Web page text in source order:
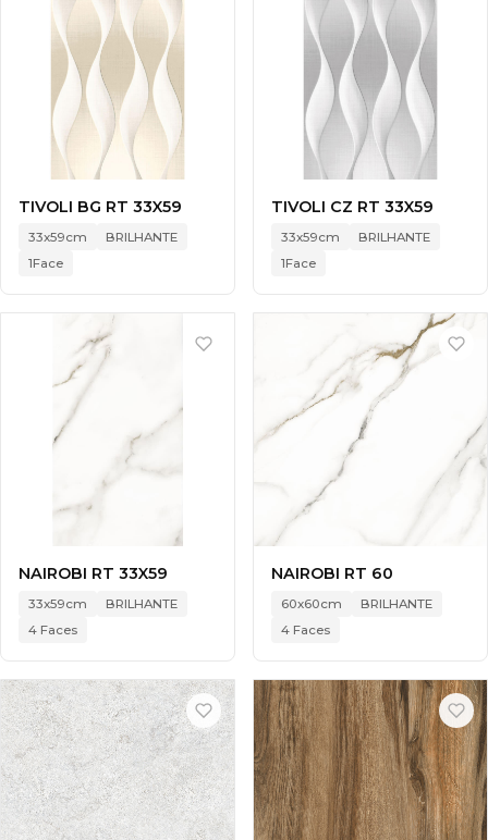
TIVOLI BG RT 33X59
33x59cm
BRILHANTE
1Face
TIVOLI CZ RT 33X59
33x59cm
BRILHANTE
1Face
NAIROBI RT 33X59
33x59cm
BRILHANTE
4 Faces
NAIROBI RT 60
60x60cm
BRILHANTE
4 Faces